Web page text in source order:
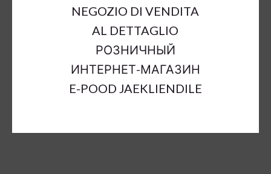
57685
a14cm;b7cm;h4,5cm
a11cm;b2cm;h2cm
Sort Material:
ceramic decoration
NEGOZIO DI VENDITA
AL DETTAGLIO
РОЗНИЧНЫЙ
ИНТЕРНЕТ-МАГАЗИН
E-POOD JAEKLIENDILE